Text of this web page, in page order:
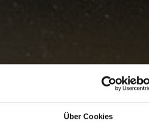
Über Cookies